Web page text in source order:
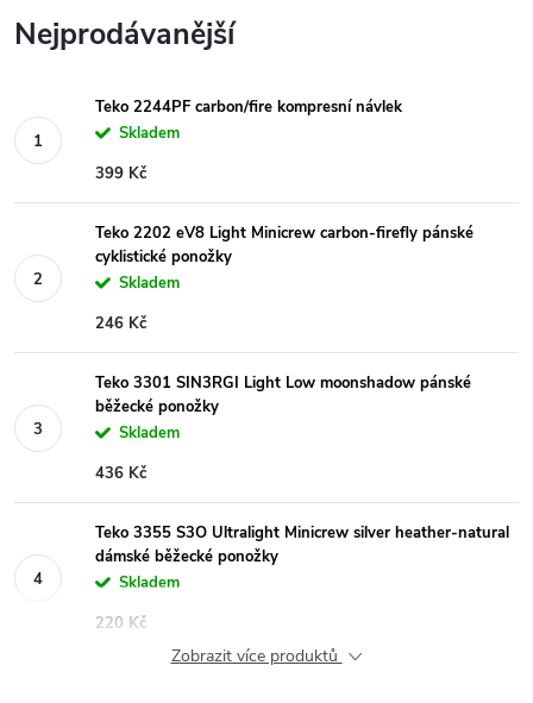
Nejprodávanější
Teko 2244PF carbon/fire kompresní návlek
Skladem
399 Kč
Teko 2202 eV8 Light Minicrew carbon-firefly pánské
cyklistické ponožky
Skladem
246 Kč
Teko 3301 SIN3RGI Light Low moonshadow pánské
běžecké ponožky
Skladem
436 Kč
Teko 3355 S3O Ultralight Minicrew silver heather-natural
dámské běžecké ponožky
Skladem
220 Kč
Zobrazit více produktů